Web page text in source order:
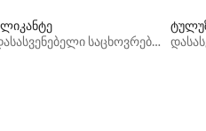
დასასვენებელი საცხოვრებლები